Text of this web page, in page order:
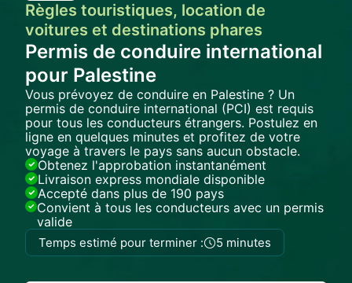
Règles touristiques, location de
voitures et destinations phares
Permis de conduire international
pour Palestine
Vous prévoyez de conduire en Palestine ? Un
permis de conduire international (PCI) est requis
pour tous les conducteurs étrangers. Postulez en
ligne en quelques minutes et profitez de votre
voyage à travers le pays sans aucun obstacle.
Obtenez l'approbation instantanément
Livraison express mondiale disponible
Accepté dans plus de 190 pays
Convient à tous les conducteurs avec un permis
valide
Temps estimé pour terminer : 5 minutes